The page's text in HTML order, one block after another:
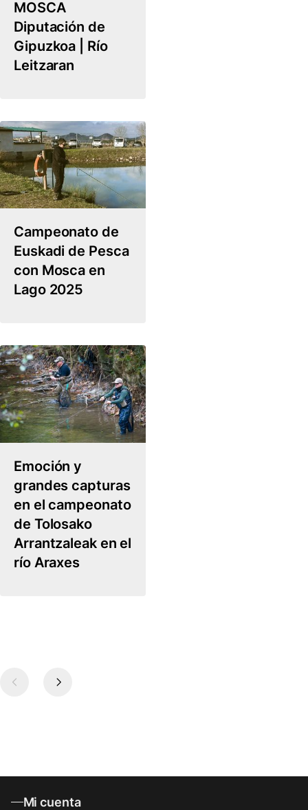
MOSCA
Diputación de
Gipuzkoa | Río
Leitzaran
Campeonato de
Euskadi de Pesca
con Mosca en
Lago 2025
Emoción y
grandes capturas
en el campeonato
de Tolosako
Arrantzaleak en el
río Araxes
Mi cuenta